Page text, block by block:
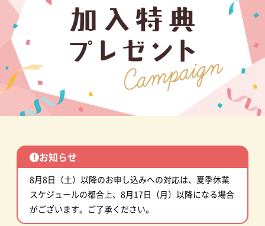
キャンペーン
おためし宅配
おためしセット
みんなの声
加入申し込み・資料請求
お知らせ
8月8日（土）以降のお申し込みへの対応は、夏季休業
スケジュールの都合上、8月17日（月）以降になる場合
がございます。ご了承ください。